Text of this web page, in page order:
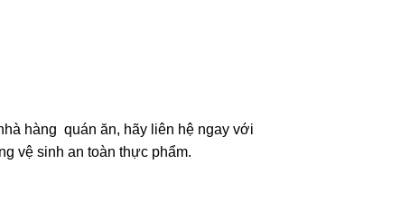
hàng quán ăn, hãy liên hệ ngay với
vệ sinh an toàn thực phẩm.